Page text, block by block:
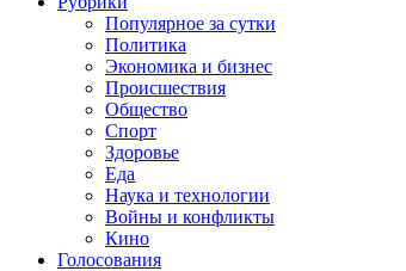
Популярное за сутки
Политика
Экономика и бизнес
Происшествия
Общество
Спорт
Здоровье
Еда
Наука и технологии
Войны и конфликты
Кино
Голосования